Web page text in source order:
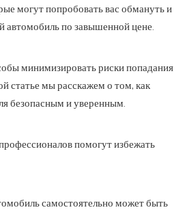
могут попробовать вас обмануть и
автомобиль по завышенной цене.
минимизировать риски попадания
статье мы расскажем о том, как
безопасным и уверенным.
помогут избежать
самостоятельно может быть